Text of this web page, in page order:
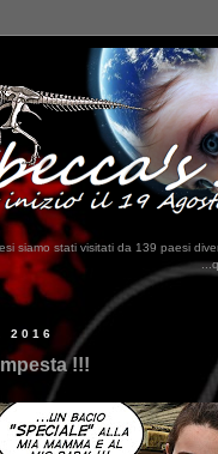
siamo stati visitati da 139 paesi
...qui trovate il nostro
2016
!!!